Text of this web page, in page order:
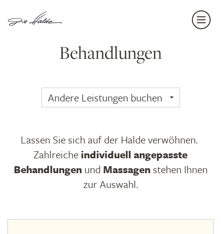
Behandlungen
Andere Leistungen buchen
Lassen Sie sich auf der Halde verwöhnen.
Zahlreiche individuell angepasste
Behandlungenund Massagenstehen Ihnen
zur Auswahl.